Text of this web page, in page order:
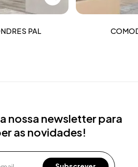
PAL
nossa newsletter para
as novidades!